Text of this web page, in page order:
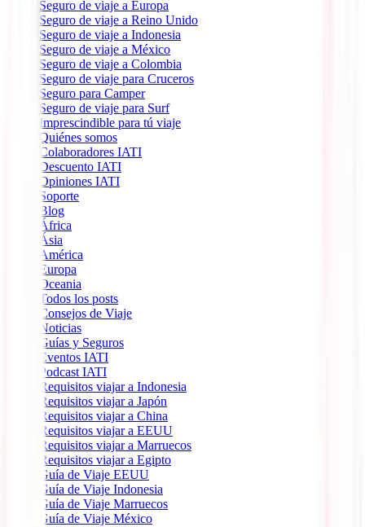
Seguro de viaje a Europa
Seguro de viaje a Reino Unido
Seguro de viaje a Indonesia
Seguro de viaje a México
Seguro de viaje a Colombia
Seguro de viaje para Cruceros
Seguro para Camper
Seguro de viaje para Surf
Imprescindible para tú viaje
Quiénes somos
Colaboradores IATI
Descuento IATI
Opiniones IATI
Soporte
Blog
África
Ásia
América
Europa
Oceania
Todos los posts
Consejos de Viaje
Noticias
Guías y Seguros
Eventos IATI
Podcast IATI
Requisitos viajar a Indonesia
Requisitos viajar a Japón
Requisitos viajar a China
Requisitos viajar a EEUU
Requisitos viajar a Marruecos
Requisitos viajar a Egipto
Guía de Viaje EEUU
Guía de Viaje Indonesia
Guía de Viaje Marruecos
Guía de Viaje México